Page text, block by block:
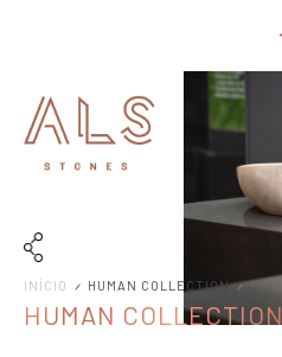
INÍCIO HUMAN COLLECTION
HUMAN COLLECTION